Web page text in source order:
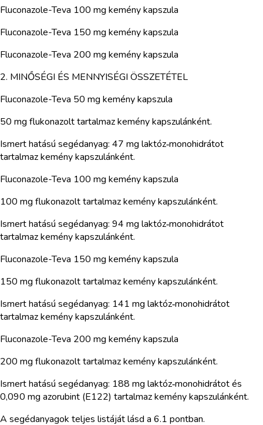
Fluconazole-Teva 100 mg kemény kapszula
Fluconazole-Teva 150 mg kemény kapszula
Fluconazole-Teva 200 mg kemény kapszula
2. MINŐSÉGI ÉS MENNYISÉGI ÖSSZETÉTEL
Fluconazole-Teva 50 mg kemény kapszula
50 mg flukonazolt tartalmaz kemény kapszulánként.
Ismert hatású segédanyag: 47 mg laktóz‑monohidrátot
tartalmaz kemény kapszulánként.
Fluconazole-Teva 100 mg kemény kapszula
100 mg flukonazolt tartalmaz kemény kapszulánként.
Ismert hatású segédanyag: 94 mg laktóz‑monohidrátot
tartalmaz kemény kapszulánként.
Fluconazole-Teva 150 mg kemény kapszula
150 mg flukonazolt tartalmaz kemény kapszulánként.
Ismert hatású segédanyag: 141 mg laktóz‑monohidrátot
tartalmaz kemény kapszulánként.
Fluconazole-Teva 200 mg kemény kapszula
200 mg flukonazolt tartalmaz kemény kapszulánként.
Ismert hatású segédanyag: 188 mg laktóz‑monohidrátot és
0,090 mg azorubint (E122) tartalmaz kemény kapszulánként.
A segédanyagok teljes listáját lásd a 6.1 pontban.